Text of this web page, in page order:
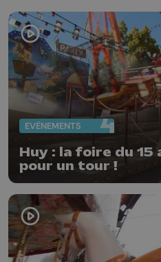
EVÈNEMENTS
Huy : la foire du
pour un tour !